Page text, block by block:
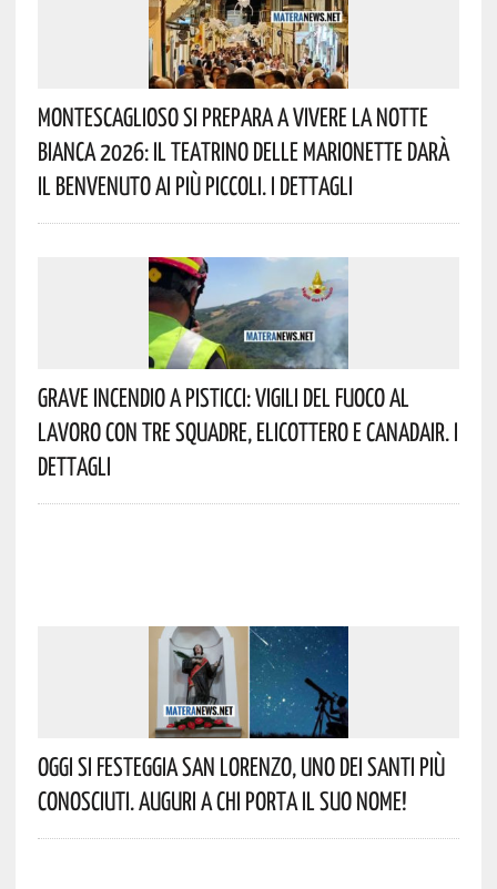
Montescaglioso Si Prepara A Vivere La Notte
Bianca 2026: Il Teatrino Delle Marionette Darà
Il Benvenuto Ai Più Piccoli. I Dettagli
Grave Incendio A Pisticci: Vigili Del Fuoco Al
Lavoro Con Tre Squadre, Elicottero E Canadair. I
Dettagli
Oggi Si Festeggia San Lorenzo, Uno Dei Santi Più
Conosciuti. Auguri A Chi Porta Il Suo Nome!